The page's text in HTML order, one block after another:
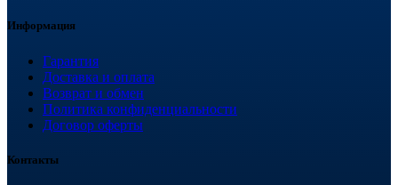
Информация
Гарантия
Доставка и оплата
Возврат и обмен
Политика конфиденциальности
Договор оферты
Контакты